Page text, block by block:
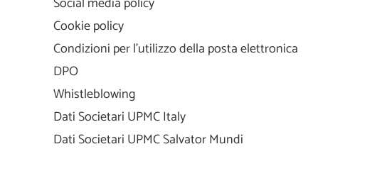
Cookie policy
Condizioni per l'utilizzo della posta elettronica
DPO
Whistleblowing
Dati Societari UPMC Italy
Dati Societari UPMC Salvator Mundi